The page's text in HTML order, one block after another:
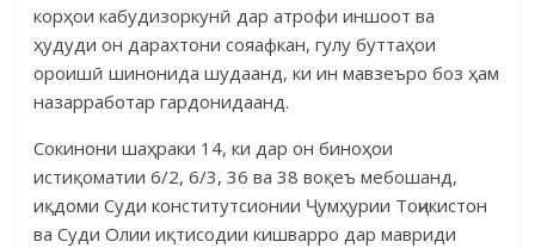
корҳои кабудизоркунӣ дар атрофи иншоот ва
ҳудуди он дарахтони сояафкан, гулу буттаҳои
ороишӣ шинонида шудаанд, ки ин мавзеъро боз ҳам
назарработар гардонидаанд.
Сокинони шаҳраки 14, ки дар он биноҳои
истиқоматии 6/2, 6/3, 36 ва 38 воқеъ мебошанд,
иқдоми Суди конститутсионии Ҷумҳурии Тоҷикистон
ва Суди Олии иқтисодии кишварро дар мавриди